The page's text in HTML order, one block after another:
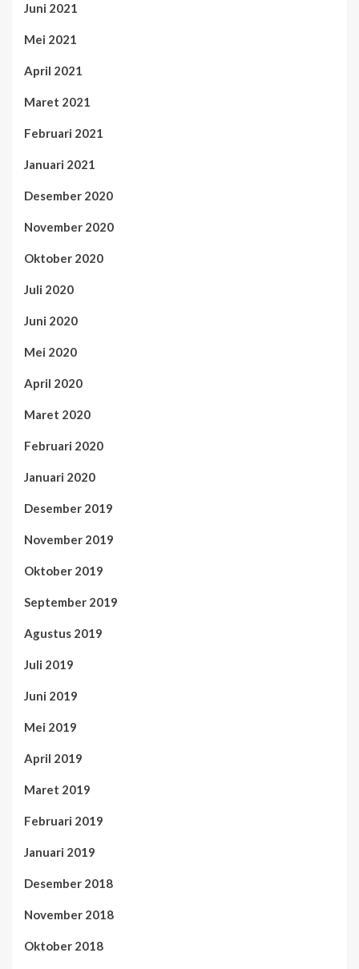
Juni 2021
Mei 2021
April 2021
Maret 2021
Februari 2021
Januari 2021
Desember 2020
November 2020
Oktober 2020
Juli 2020
Juni 2020
Mei 2020
April 2020
Maret 2020
Februari 2020
Januari 2020
Desember 2019
November 2019
Oktober 2019
September 2019
Agustus 2019
Juli 2019
Juni 2019
Mei 2019
April 2019
Maret 2019
Februari 2019
Januari 2019
Desember 2018
November 2018
Oktober 2018